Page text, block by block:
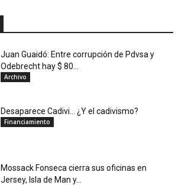
Juan Guaidó: Entre corrupción de Pdvsa y
Odebrecht hay $ 80...
Archivo
Desaparece Cadivi… ¿Y el cadivismo?
Financiamiento
Mossack Fonseca cierra sus oficinas en
Jersey, Isla de Man y...